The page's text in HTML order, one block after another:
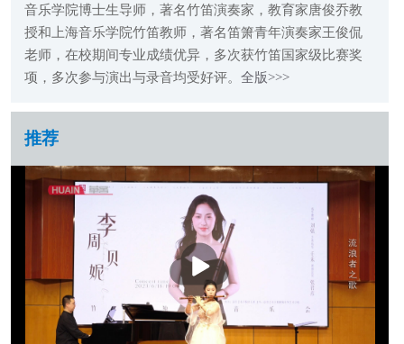
音乐学院博士生导师，著名竹笛演奏家，教育家唐俊乔教
授和上海音乐学院竹笛教师，著名笛箫青年演奏家王俊侃
老师，在校期间专业成绩优异，多次获竹笛国家级比赛奖
项，多次参与演出与录音均受好评。 全版>>>
推荐
播
放